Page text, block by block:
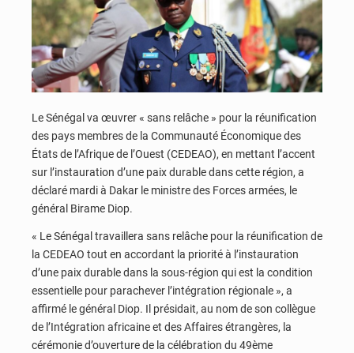
Le Sénégal va œuvrer « sans relâche » pour la réunification
des pays membres de la Communauté Économique des
États de l’Afrique de l’Ouest (CEDEAO), en mettant l’accent
sur l’instauration d’une paix durable dans cette région, a
déclaré mardi à Dakar le ministre des Forces armées, le
général Birame Diop.
« Le Sénégal travaillera sans relâche pour la réunification de
la CEDEAO tout en accordant la priorité à l’instauration
d’une paix durable dans la sous-région qui est la condition
essentielle pour parachever l’intégration régionale », a
affirmé le général Diop. Il présidait, au nom de son collègue
de l’Intégration africaine et des Affaires étrangères, la
cérémonie d’ouverture de la célébration du 49ème